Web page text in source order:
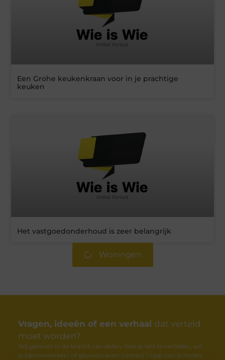
Een Grohe keukenkraan voor in je prachtige
keuken
Het vastgoedonderhoud is zeer belangrijk
Woningen
Vragen, ideeën of een verhaal dat verteld
moet worden?
Wij geloven in de kracht van delen. Heb je iets te vertellen, wil
je samenwerken, of gewoon even contact? Laat van je horen!